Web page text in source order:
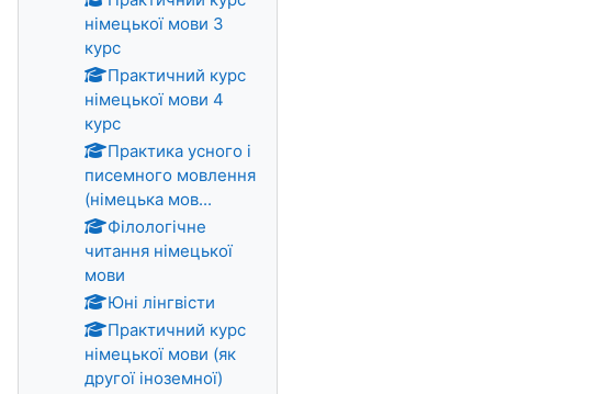
німецької мови 3
курс
Практичний курс
німецької мови 4
курс
Практика усного і
писемного мовлення
(німецька мов...
Філологічне
читання німецької
мови
Юні лінгвісти
Практичний курс
німецької мови (як
другої іноземної)